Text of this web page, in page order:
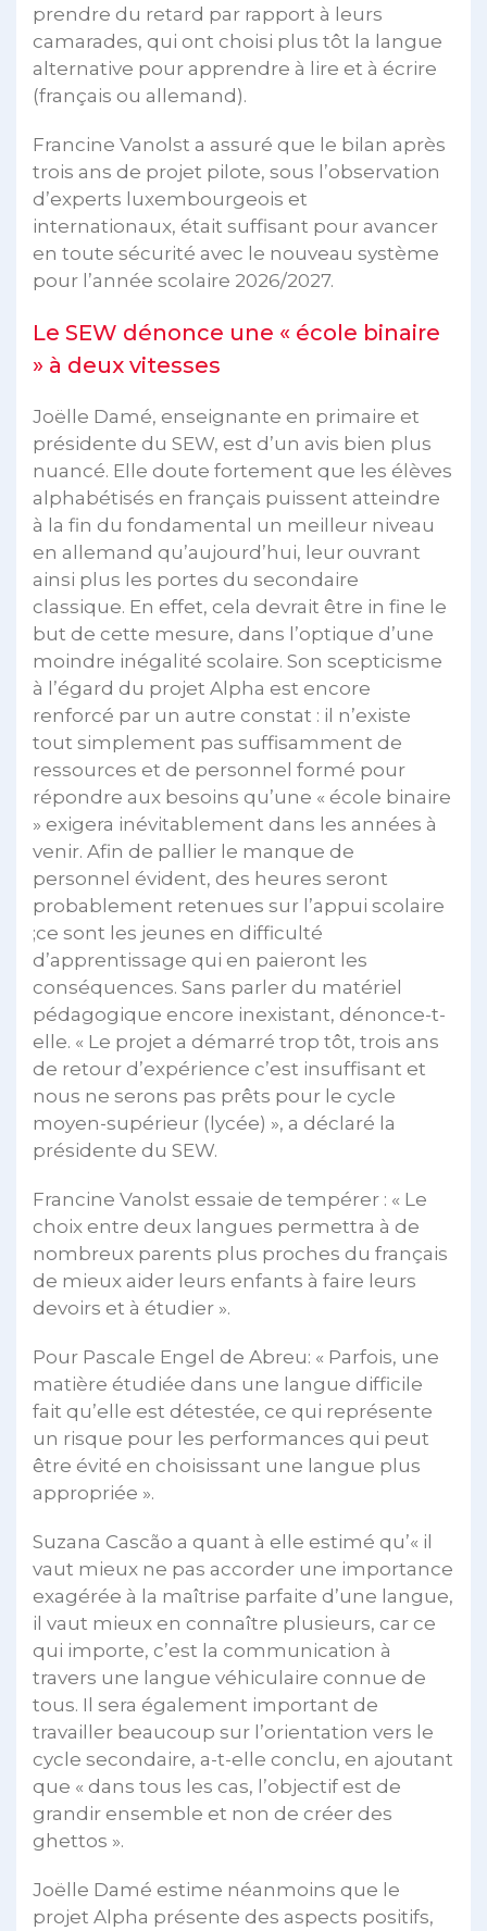
prendre du retard par rapport à leurs
camarades, qui ont choisi plus tôt la langue
alternative pour apprendre à lire et à écrire
(français ou allemand).
Francine Vanolst a assuré que le bilan après
trois ans de projet pilote, sous l’observation
d’experts luxembourgeois et
internationaux, était suffisant pour avancer
en toute sécurité avec le nouveau système
pour l’année scolaire 2026/2027.
Le SEW dénonce une « école binaire
» à deux vitesses
Joëlle Damé, enseignante en primaire et
présidente du SEW, est d’un avis bien plus
nuancé. Elle doute fortement que les élèves
alphabétisés en français puissent atteindre
à la fin du fondamental un meilleur niveau
en allemand qu’aujourd’hui, leur ouvrant
ainsi plus les portes du secondaire
classique. En effet, cela devrait être in fine le
but de cette mesure, dans l’optique d’une
moindre inégalité scolaire. Son scepticisme
à l’égard du projet Alpha est encore
renforcé par un autre constat : il n’existe
tout simplement pas suffisamment de
ressources et de personnel formé pour
répondre aux besoins qu’une « école binaire
» exigera inévitablement dans les années à
venir. Afin de pallier le manque de
personnel évident, des heures seront
probablement retenues sur l’appui scolaire
;ce sont les jeunes en difficulté
d’apprentissage qui en paieront les
conséquences. Sans parler du matériel
pédagogique encore inexistant, dénonce-t-
elle. « Le projet a démarré trop tôt, trois ans
de retour d’expérience c’est insuffisant et
nous ne serons pas prêts pour le cycle
moyen-supérieur (lycée) », a déclaré la
présidente du SEW.
Francine Vanolst essaie de tempérer : « Le
choix entre deux langues permettra à de
nombreux parents plus proches du français
de mieux aider leurs enfants à faire leurs
devoirs et à étudier ».
Pour Pascale Engel de Abreu: « Parfois, une
matière étudiée dans une langue difficile
fait qu’elle est détestée, ce qui représente
un risque pour les performances qui peut
être évité en choisissant une langue plus
appropriée ».
Suzana Cascão a quant à elle estimé qu’« il
vaut mieux ne pas accorder une importance
exagérée à la maîtrise parfaite d’une langue,
il vaut mieux en connaître plusieurs, car ce
qui importe, c’est la communication à
travers une langue véhiculaire connue de
tous. Il sera également important de
travailler beaucoup sur l’orientation vers le
cycle secondaire, a-t-elle conclu, en ajoutant
que « dans tous les cas, l’objectif est de
grandir ensemble et non de créer des
ghettos ».
Joëlle Damé estime néanmoins que le
projet Alpha présente des aspects positifs,